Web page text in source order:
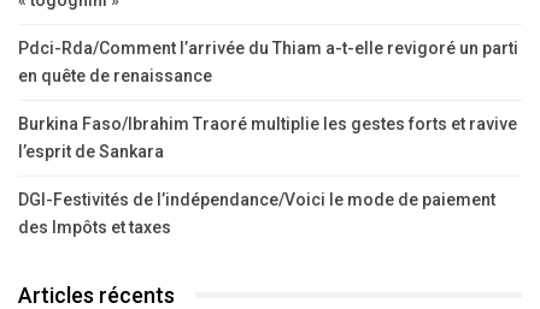
Pdci-Rda/Comment l’arrivée du Thiam a-t-elle revigoré un parti
en quête de renaissance
Burkina Faso/Ibrahim Traoré multiplie les gestes forts et ravive
l’esprit de Sankara
DGI-Festivités de l’indépendance/Voici le mode de paiement
des Impôts et taxes
Articles récents